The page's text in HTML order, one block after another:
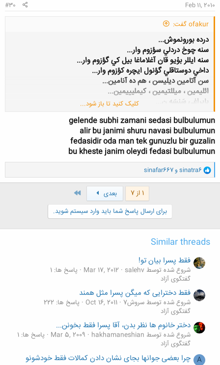
Feb 11, 2010
#30
ofakur گفت:
درده بورونموش...
سنه چوخ دردلي سؤزوم وار...
سنه ايللر بوْيو قان آغلاماغا بيل كي گؤزوم وار...
داخي دوستاقلي گؤنول ايچره كؤزوم وار...
سن آتامين ديلي‏سن ، هم ده آنامين...
ائليمين ، ميللتيمين ، كيمليييمين...
بايراغي سَنسَه ن
اُولاماز نازلي ديليم من سني آتام...
اؤزگه ‏لر ديلينه ، ياد ائللرينه من سني ساتام...
سني آلداتماييرام...
سني ايچدن سئويره‏ م...
سن اگر سولغون اولاسان ، سولاسان...
گؤزلريم گؤز ياشيني دالغالارام
ظولمه قارشي آخارام...
كؤزه ‏ره ‏ن گؤكسوم اوديله ياخارام...
ظولمه سوْن نوقطه‏ سيني قويمالييام...
سنه من آند ايچَه ره ‏م...
آنا "تومروس " قيزييام
آي منيم غملي ديليم !
درده بورونموش...
سنه من آند ايچه ره ‏م...
سنه من آند ايچه ره ‏م
شاعیر:راضيه كاظمي كراني- قاشقاي يوردو
کلیک کنید تا باز شود...
gelende subhi zamani sedasi bulbulumun
alir bu janimi shuru navasi bulbulumun
fedasidir oda man tek gunuzlu bir guzalin
bu kheste janim oleydi fedasi bulbulumun
و
ا
ک
sinatra6 و sinafar667
1 از 7 بعدی
برای ارسال پاسخ شما باید وارد سیستم شوید.
Similar threads
فقط پسرا بیان تو!
شروع شده توسط salehv Mar 17, 2012
پاسخ ها: 1
گفتگوی آزاد
فقط دخترایی که میگن پسرا مثل همند
شروع شده توسط سروش7 Oct 16, 2011
پاسخ ها: 222
گفتگوی آزاد
دختر خانوم ها نظر بدن، آقا پسرا فقط بخونن...
شروع شده توسط hakhamaneshian Mar 5, 2009
پاسخ ها: 1
گفتگوی آزاد
A چرا بعضی جوانها بجای نشان دادن کمالات فقط خودشونو